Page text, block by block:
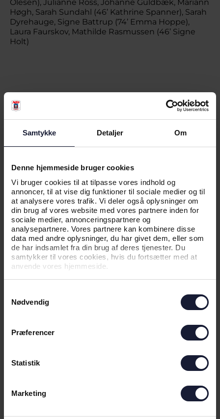
Samtykke Detaljer Om
Denne hjemmeside bruger cookies
Vi bruger cookies til at tilpasse vores indhold og
annoncer, til at vise dig funktioner til sociale medier og til
at analysere vores trafik. Vi deler også oplysninger om
din brug af vores website med vores partnere inden for
sociale medier, annonceringspartnere og
analysepartnere. Vores partnere kan kombinere disse
data med andre oplysninger, du har givet dem, eller som
de har indsamlet fra din brug af deres tjenester. Du
samtykker til vores cookies, hvis du fortsætter med at
anvende vores hjemmeside.
Nødvendig
Præferencer
Statistik
Marketing
Olesen), Julianne Ross, Johanne Guldbæk, Mariann
Høgh, Sarah Sundahl (46’ Kathrine Spanner), Sarah
Dyrehauge, Signe Battrup (74’ Emma Hoppe),
Laura Faurskov, Mathilde Rasmussen (46’ Signe
Holt)
RELATEREDE NYHEDER
FØRSTE KAMP I VEJLBY
01.08.2026
NYHED
AGF KVINDEFODBOLD: NEDTUR I
VEJLBY